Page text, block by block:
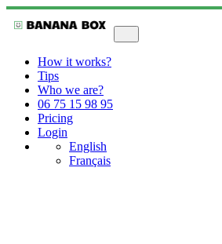
How it works?
Tips
Who we are?
06 75 15 98 95
Pricing
Login
English
Français